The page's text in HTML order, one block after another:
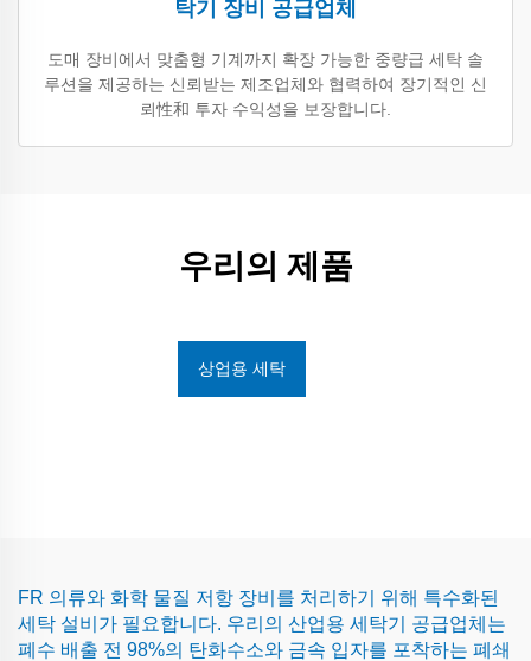
탁기 장비 공급업체
도매 장비에서 맞춤형 기계까지 확장 가능한 중량급 세탁 솔
루션을 제공하는 신뢰받는 제조업체와 협력하여 장기적인 신
뢰性和 투자 수익성을 보장합니다.
우리의 제품
상업용 세탁
FR 의류와 화학 물질 저항 장비를 처리하기 위해 특수화된
세탁 설비가 필요합니다. 우리의 산업용 세탁기 공급업체는
폐수 배출 전 98%의 탄화수소와 금속 입자를 포착하는 폐쇄